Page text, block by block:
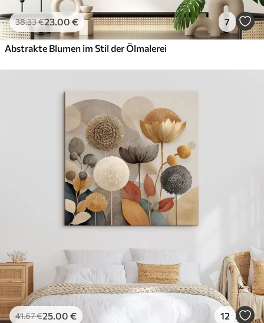
38.33€23.00 € 7
Abstrakte Blumen im Stil der Ölmalerei
41.67€25.00 € 12